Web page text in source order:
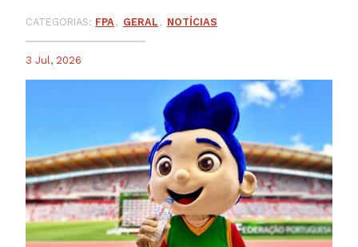
CATEGORIAS: FPA GERAL NOTÍCIAS
3 Jul, 2026